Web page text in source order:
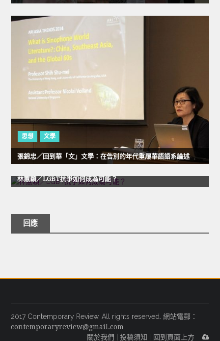
思想 文學
張錦忠／回到華「文」文學：在告別的年代重履華語語系論述
性別 政治
林蕙穎／LGBT抗爭如何成為可能？
回應
2017 Contemporary Review. All rights reserved. 網站電郵：
contemporaryreview@gmail.com
回到頁面上方
關於我們 投稿須知